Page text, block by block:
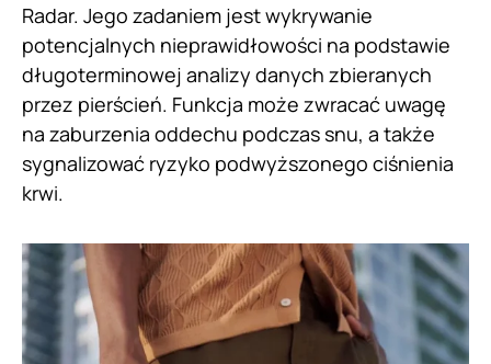
Radar. Jego zadaniem jest wykrywanie
potencjalnych nieprawidłowości na podstawie
długoterminowej analizy danych zbieranych
przez pierścień. Funkcja może zwracać uwagę
na zaburzenia oddechu podczas snu, a także
sygnalizować ryzyko podwyższonego ciśnienia
krwi.